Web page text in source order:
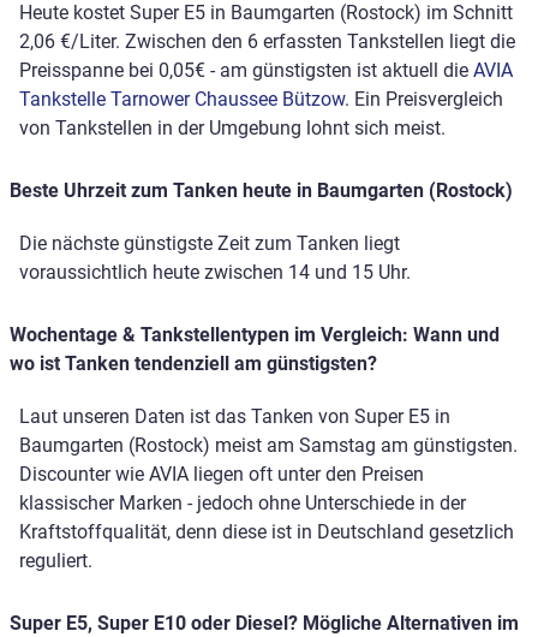
Heute kostet Super E5 in Baumgarten (Rostock) im Schnitt
2,06 €/Liter. Zwischen den 6 erfassten Tankstellen liegt die
Preisspanne bei 0,05€ - am günstigsten ist aktuell die AVIA
Tankstelle Tarnower Chaussee Bützow. Ein Preisvergleich
von Tankstellen in der Umgebung lohnt sich meist.
Beste Uhrzeit zum Tanken heute in Baumgarten (Rostock)
Die nächste günstigste Zeit zum Tanken liegt
voraussichtlich heute zwischen 14 und 15 Uhr.
Wochentage & Tankstellentypen im Vergleich: Wann und
wo ist Tanken tendenziell am günstigsten?
Laut unseren Daten ist das Tanken von Super E5 in
Baumgarten (Rostock) meist am Samstag am günstigsten.
Discounter wie AVIA liegen oft unter den Preisen
klassischer Marken - jedoch ohne Unterschiede in der
Kraftstoffqualität, denn diese ist in Deutschland gesetzlich
reguliert.
Super E5, Super E10 oder Diesel? Mögliche Alternativen im